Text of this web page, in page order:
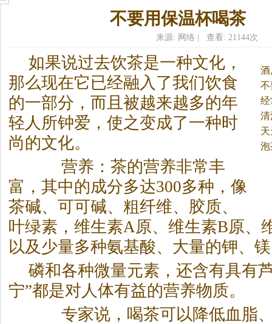
不要用保温杯喝茶
来源: 网络 | 查看: 21144次
如果说过去饮茶是一种文化，
那么现在它已经融入了我们饮食
的一部分，而且被越来越多的年
轻人所钟爱，使之变成了一种时
尚的文化。
营养：茶的营养非常丰
富，其中的成分多达300多种，像
茶碱、可可碱、粗纤维、胶质、
叶绿素，维生素A原、维生素B原、
以及少量多种氨基酸、大量的钾、
磷和各种微量元素，还含有具有
宁”都是对人体有益的营养物质。
专家说，喝茶可以降低血脂、